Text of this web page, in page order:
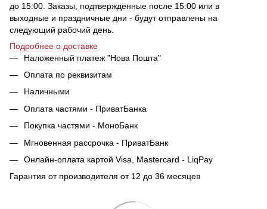
до 15:00. Заказы, подтвержденные после 15:00 или в
выходные и праздничные дни - будут отправлены на
следующий рабочий день.
Подробнее о доставке
Наложенный платеж "Нова Пошта"
Оплата по реквизитам
Наличными
Оплата частями - ПриватБанка
Покупка частями - МоноБанк
Мгновенная рассрочка - ПриватБанк
Онлайн-оплата картой Visa, Mastercard - LiqPay
Гарантия от производителя от 12 до 36 месяцев